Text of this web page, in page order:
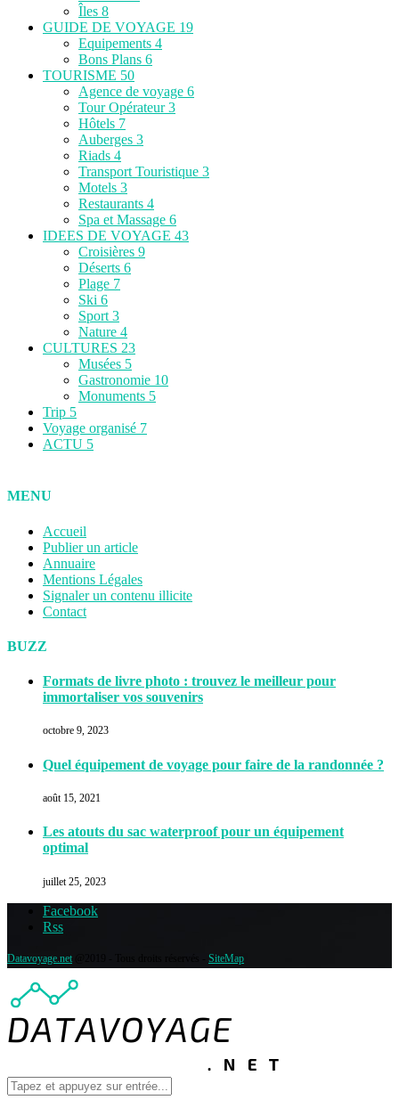
Îles 8
GUIDE DE VOYAGE 19
Equipements 4
Bons Plans 6
TOURISME 50
Agence de voyage 6
Tour Opérateur3
Hôtels 7
Auberges 3
Riads 4
Transport Touristique 3
Motels 3
Restaurants 4
Spa et Massage 6
IDEES DE VOYAGE 43
Croisières 9
Déserts 6
Plage 7
Ski 6
Sport3
Nature 4
CULTURES 23
Musées 5
Gastronomie 10
Monuments 5
Trip 5
Voyage organisé 7
ACTU 5
MENU
Accueil
Publier un article
Annuaire
Mentions Légales
Signaler un contenu illicite
Contact
BUZZ
Formats de livre photo : trouvez le meilleur pour
immortaliser vos souvenirs
octobre 9, 2023
Quel équipement de voyage pour faire de la randonnée ?
août 15, 2021
Les atouts du sac waterproof pour un équipement
optimal
juillet 25, 2023
Facebook
Rss
Datavoyage.net SiteMap